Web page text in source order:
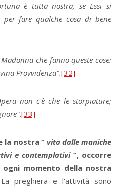
è tutta nostra, se Essi si
per fare qualche cosa di bene
che fanno queste cose:
Provvidenza".[32]
non c'è che le storpiature;
.[33]
la nostra “ vita dalle maniche
e contemplativi”, occorre
ogni momento della nostra
La preghiera e l'attività sono